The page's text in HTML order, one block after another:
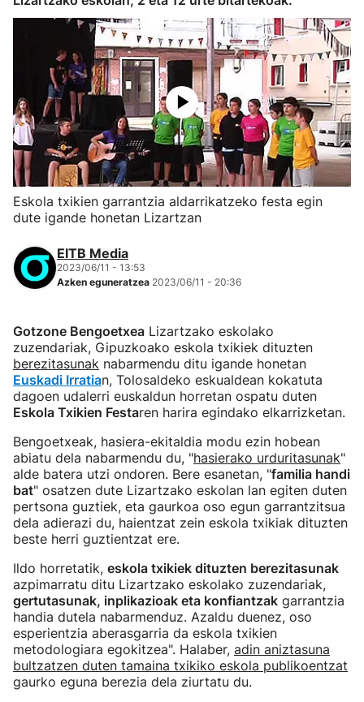
Eskola txikien garrantzia aldarrikatzeko festa egin
dute igande honetan Lizartzan
EITB Media
2023/06/11 - 13:53
Azken eguneratzea 2023/06/11 - 20:36
Gotzone Bengoetxea Lizartzako eskolako
zuzendariak, Gipuzkoako eskola txikiek dituzten
berezitasunak nabarmendu ditu igande honetan
Euskadi Irratian, Tolosaldeko eskualdean kokatuta
dagoen udalerri euskaldun horretan ospatu duten
Eskola Txikien Festaren harira egindako elkarrizketan.
Bengoetxeak, hasiera-ekitaldia modu ezin hobean
abiatu dela nabarmendu du, "hasierako urduritasunak"
alde batera utzi ondoren. Bere esanetan, "familia handi
bat" osatzen dute Lizartzako eskolan lan egiten duten
pertsona guztiek, eta gaurkoa oso egun garrantzitsua
dela adierazi du, haientzat zein eskola txikiak dituzten
beste herri guztientzat ere.
Ildo horretatik, eskola txikiek dituzten berezitasunak
azpimarratu ditu Lizartzako eskolako zuzendariak,
gertutasunak, inplikazioak eta konfiantzak garrantzia
handia dutela nabarmenduz. Azaldu duenez, oso
esperientzia aberasgarria da eskola txikien
metodologiara egokitzea". Halaber, adin aniztasuna
bultzatzen duten tamaina txikiko eskola publikoentzat
gaurko eguna berezia dela ziurtatu du.